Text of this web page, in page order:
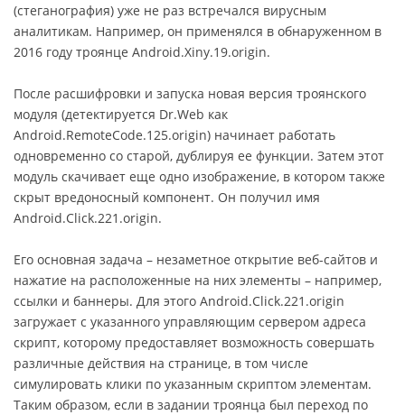
(стеганография) уже не раз встречался вирусным
аналитикам. Например, он применялся в обнаруженном в
2016 году троянце Android.Xiny.19.origin.
После расшифровки и запуска новая версия троянского
модуля (детектируется Dr.Web как
Android.RemoteCode.125.origin) начинает работать
одновременно со старой, дублируя ее функции. Затем этот
модуль скачивает еще одно изображение, в котором также
скрыт вредоносный компонент. Он получил имя
Android.Click.221.origin.
Его основная задача – незаметное открытие веб-сайтов и
нажатие на расположенные на них элементы – например,
ссылки и баннеры. Для этого Android.Click.221.origin
загружает с указанного управляющим сервером адреса
скрипт, которому предоставляет возможность совершать
различные действия на странице, в том числе
симулировать клики по указанным скриптом элементам.
Таким образом, если в задании троянца был переход по